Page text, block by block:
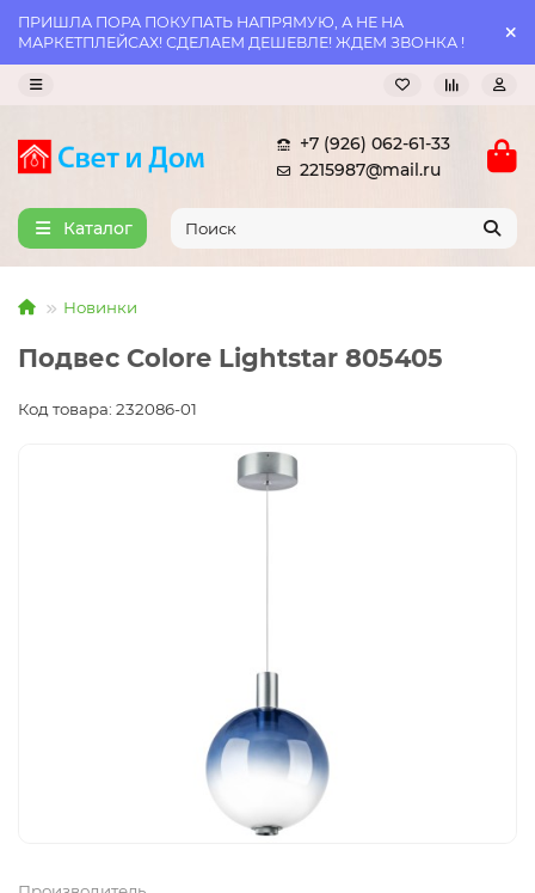
ПРИШЛА ПОРА ПОКУПАТЬ НАПРЯМУЮ, А НЕ НА
МАРКЕТПЛЕЙСАХ! СДЕЛАЕМ ДЕШЕВЛЕ! ЖДЕМ ЗВОНКА !
+7 (926) 062-61-33
2215987@mail.ru
Каталог
Новинки
Подвес Colore Lightstar 805405
Код товара: 232086-01